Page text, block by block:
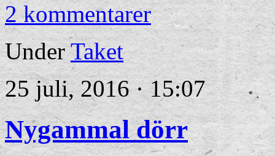
2 kommentarer
Under Taket
25 juli, 2016 · 15:07
Nygammal dörr